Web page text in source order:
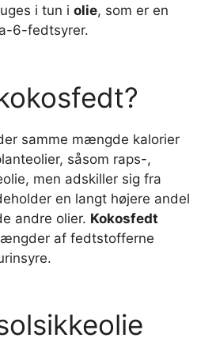
i tun i olie, som er en
6-fedtsyrer.
samme mængde kalorier
såsom raps-,
men adskiller sig fra
en langt højere andel
andre olier. Kokosfedt
af fedtstofferne